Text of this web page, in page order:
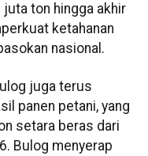
juta ton hingga akhir
ketahanan
nasional.
juga terus
panen petani, yang
setara beras dari
Bulog menyerap